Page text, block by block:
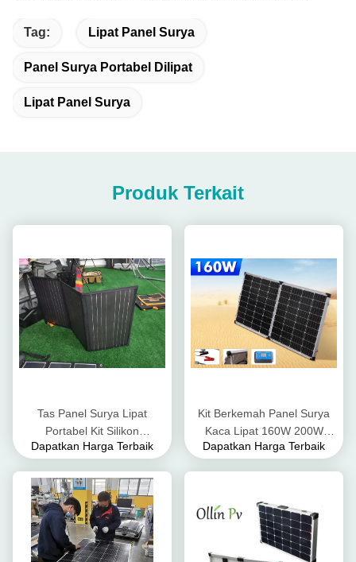
Tag: Lipat Panel Surya
Panel Surya Portabel Dilipat
Lipat Panel Surya
Produk Terkait
Tas Panel Surya Lipat
Portabel Kit Silikon
Polikristalin 200W 300W
Dapatkan Harga Terbaik
Kit Berkemah Panel Surya
Kaca Lipat 160W 200W
400w
Dapatkan Harga Terbaik